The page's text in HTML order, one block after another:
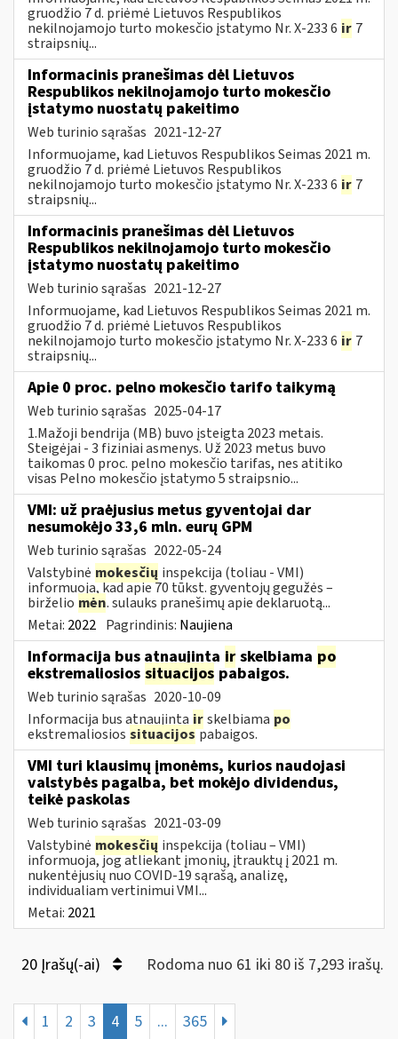
gruodžio 7 d. priėmė Lietuvos Respublikos
nekilnojamojo turto mokesčio įstatymo Nr. X-233 6 ir 7
straipsnių...
Informacinis pranešimas dėl Lietuvos
Respublikos nekilnojamojo turto mokesčio
įstatymo nuostatų pakeitimo
Web turinio sąrašas 2021-12-27
Informuojame, kad Lietuvos Respublikos Seimas 2021 m.
gruodžio 7 d. priėmė Lietuvos Respublikos
nekilnojamojo turto mokesčio įstatymo Nr. X-233 6 ir 7
straipsnių...
Informacinis pranešimas dėl Lietuvos
Respublikos nekilnojamojo turto mokesčio
įstatymo nuostatų pakeitimo
Web turinio sąrašas 2021-12-27
Informuojame, kad Lietuvos Respublikos Seimas 2021 m.
gruodžio 7 d. priėmė Lietuvos Respublikos
nekilnojamojo turto mokesčio įstatymo Nr. X-233 6 ir 7
straipsnių...
Apie 0 proc. pelno mokesčio tarifo taikymą
Web turinio sąrašas 2025-04-17
1.Mažoji bendrija (MB) buvo įsteigta 2023 metais.
Steigėjai - 3 fiziniai asmenys. Už 2023 metus buvo
taikomas 0 proc. pelno mokesčio tarifas, nes atitiko
visas Pelno mokesčio įstatymo 5 straipsnio...
VMI: už praėjusius metus gyventojai dar
nesumokėjo 33,6 mln. eurų GPM
Web turinio sąrašas 2022-05-24
Valstybinė mokesčių inspekcija (toliau - VMI)
informuoja, kad apie 70 tūkst. gyventojų gegužės –
birželio mėn. sulauks pranešimų apie deklaruotą...
Metai: 2022 Pagrindinis: Naujiena
Informacija bus atnaujinta ir skelbiama po
ekstremaliosios situacijos pabaigos.
Web turinio sąrašas 2020-10-09
Informacija bus atnaujinta irskelbiama po
ekstremaliosios situacijospabaigos.
VMI turi klausimų įmonėms, kurios naudojasi
valstybės pagalba, bet mokėjo dividendus,
teikė paskolas
Web turinio sąrašas 2021-03-09
Valstybinė mokesčių inspekcija (toliau – VMI)
informuoja, jog atliekant įmonių, įtrauktų į 2021 m.
nukentėjusių nuo COVID-19 sąrašą, analizę,
individualiam vertinimui VMI...
Metai: 2021
20 Įrašų(-ai) Rodoma nuo 61 iki 80 iš 7,293 irašų.
1 2 3 4 5 ... 365